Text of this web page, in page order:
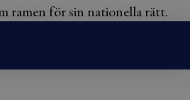
ramen för sin nationella rätt.